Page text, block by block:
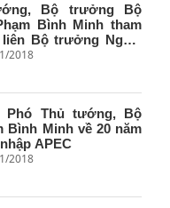
Bộ trưởng Bộ
Bình Minh tham
Bộ trưởng Ngoại
2018
Phó Thủ tướng, Bộ
Bình Minh về 20 năm
APEC
2018